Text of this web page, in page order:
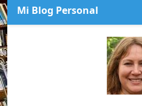
Mi Blog Personal